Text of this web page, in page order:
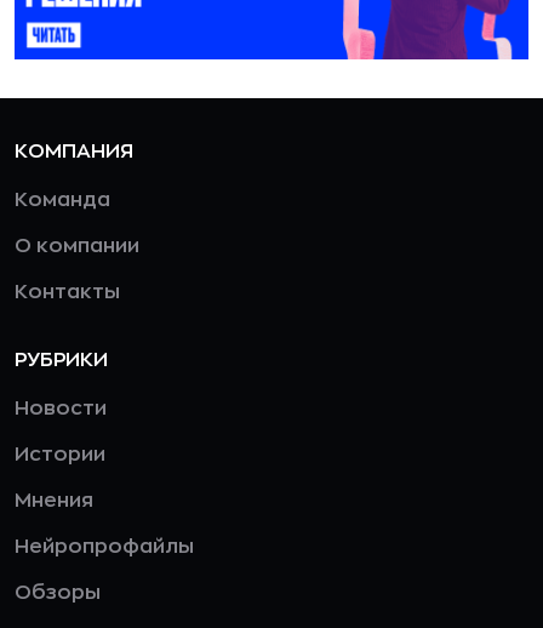
КОМПАНИЯ
Команда
О компании
Контакты
РУБРИКИ
Новости
Истории
Мнения
Нейропрофайлы
Обзоры